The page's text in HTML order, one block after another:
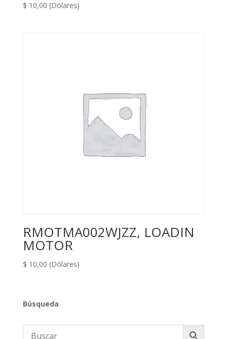
$ 10,00 (Dólares)
RMOTMA002WJZZ, LOADIN
MOTOR
$ 10,00 (Dólares)
Búsqueda